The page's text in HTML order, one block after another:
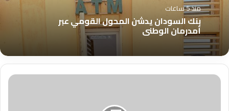
منذ 5 ساعات
بنك السودان يدشن المحول القومي عبر
أمدرمان الوطني
نائب